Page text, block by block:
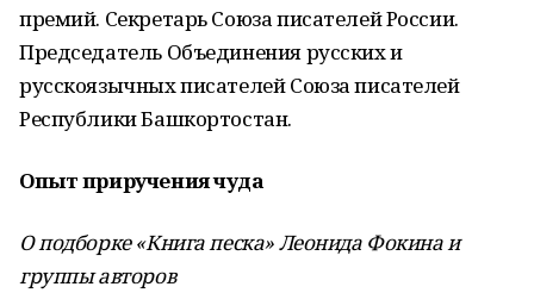
премий. Секретарь Союза писателей России.
Председатель Объединения русских и
русскоязычных писателей Союза писателей
Республики Башкортостан.
Опыт приручения чуда
О подборке «Книга песка» Леонида Фокина и
группы авторов